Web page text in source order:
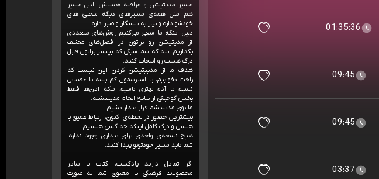
01:35:36
09:45
09:45
03:37
مسیر مدیتیشن و مراقبه هستش. این مسیر
هم مثل‌ همه‌ی مسیرهای دیگه سختی های
خودشو داره و نیاز به پشتکار و صبر داره.
دلیل اینکه ما سعی می‌کنیم روش‌های متعددی
از مدیتیشن رو براتون در فصل‌های مختلف
بگذاریم اینه که شما سبکی که بیشتر براتون قابل
درک هست رو انتخاب کنید.
هدف ما از مدییتیشن کردن این نیست که
راحت بخوابیم، یا استرسمون کم بشه یا عصبانی
نشیم یا آدم بهتری باشیم. بلکه این‌ها فقط
بخش کوچیکی از نتایج انجام مدیتیشنه.
ما توی مدیتیشم قرار بیدار بشیم.
بیشترین حضور در لحظه‌ی اکنون، ارتباط عمیق با
هستی و درک کامل اینکه چه کسی هستیم.
هیچ نسخه‌ی واحدی برای بیداری وجود نداره.
شما باید مسیر خودتونو پیدا کنید.
اگر تمایل دارید پادکست، کتاب یا سایر
محصولات فرهنگی یا معنوی شما به صورت